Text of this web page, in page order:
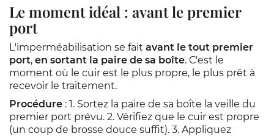
Le moment idéal : avant le premier
port
L'imperméabilisation se fait avant le tout premier
port, en sortant la paire de sa boîte. C'est le
moment où le cuir est le plus propre, le plus prêt à
recevoir le traitement.
Procédure : 1. Sortez la paire de sa boîte la veille du
premier port prévu. 2. Vérifiez que le cuir est propre
(un coup de brosse douce suffit). 3. Appliquez